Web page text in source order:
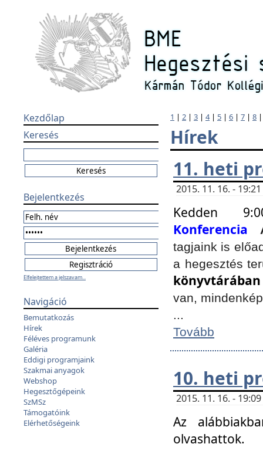
Kezdőlap
Keresés
Bejelentkezés
Elfelejtettem a jelszavam...
Navigáció
Bemutatkozás
Hírek
Féléves programunk
Galéria
Eddigi programjaink
Szakmai anyagok
Webshop
Hegesztőgépeink
SzMSz
Támogatóink
Elérhetőségeink
1 | 2 | 3 | 4| 5 | 6 | 7 | 8
Hírek
11. heti
2015. 11. 16. -
Kedden
Konferencia
tagjaink is
a hegesztés
könyvtárában
van,
...
Tovább
10. heti
2015. 11. 16. -
Az
olvashattok.